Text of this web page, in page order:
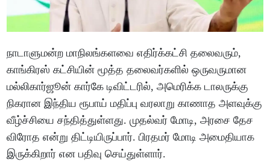
நாடாளுமன்ற மாநிலங்களவை எதிர்க்கட்சி தலைவரும்,
காங்கிரஸ் கட்சியின் மூத்த தலைவர்களில் ஒருவருமான
மல்லிகார்ஜூன் கார்கே டிவிட்டரில், அமெரிக்க டாலருக்கு
நிகரான இந்திய ரூபாய் மதிப்பு வரலாறு காணாத அளவுக்கு
வீழ்ச்சியை சந்தித்துள்ளது. முதல்வர் மோடி, அரசை தேச
விரோத என்று திட்டியிருப்பார். பிரதமர் மோடி அமைதியாக
இருக்கிறார் என பதிவு செய்துள்ளார்.